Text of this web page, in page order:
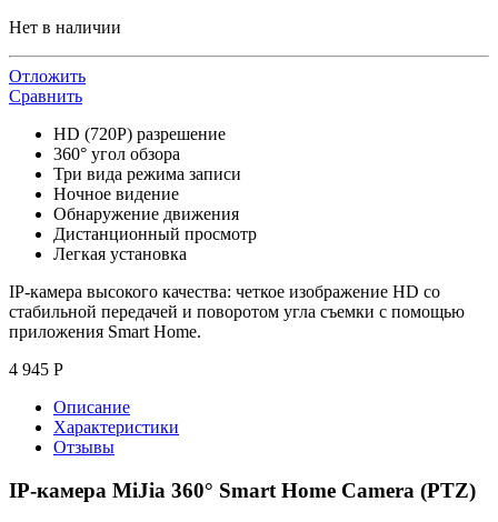
Нет в наличии
Отложить
Сравнить
HD (720Р) разрешение
360° угол обзора
Три вида режима записи
Ночное видение
Обнаружение движения
Дистанционный просмотр
Легкая установка
ІР-камера высокого качества: четкое изображение HD со
стабильной передачей и поворотом угла съемки с помощью
приложения Smart Home.
4 945 Р
Описание
Характеристики
Отзывы
IP-камера MiJia 360° Smart Home Camera (PTZ)